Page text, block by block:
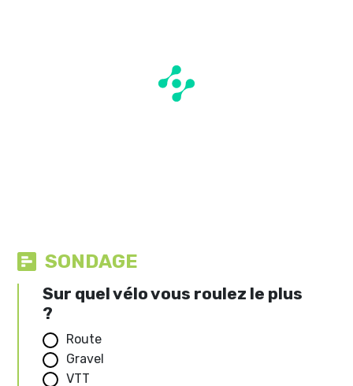
SONDAGE
Sur quel vélo vous roulez le plus
?
Route
Gravel
VTT